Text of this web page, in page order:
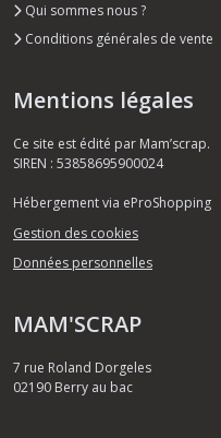
Qui sommes nous ?
Conditions générales de vente
Mentions légales
Ce site est édité par Mam’scrap.
SIREN : 53858695900024
Hébergement via eProShopping
Gestion des cookies
Données personnelles
MAM'SCRAP
7 rue Roland Dorgeles
02190 Berry au bac